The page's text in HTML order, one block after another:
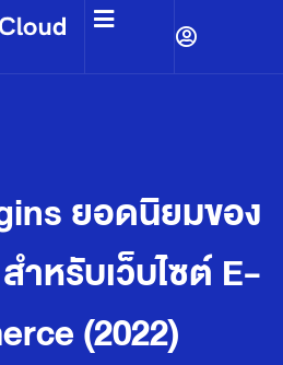
ยอดนิยมของ
ำหรับเว็บไซต์ E-
(2022)